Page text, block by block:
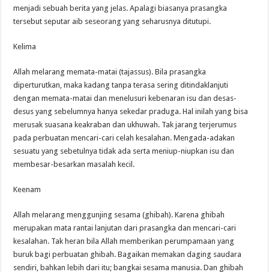
menjadi sebuah berita yang jelas. Apalagi biasanya prasangka
tersebut seputar aib seseorang yang seharusnya ditutupi.
Kelima
Allah melarang memata-matai (tajassus). Bila prasangka
diperturutkan, maka kadang tanpa terasa sering ditindaklanjuti
dengan memata-matai dan menelusuri kebenaran isu dan desas-
desus yang sebelumnya hanya sekedar praduga. Hal inilah yang bisa
merusak suasana keakraban dan ukhuwah. Tak jarang terjerumus
pada perbuatan mencari-cari celah kesalahan. Mengada-adakan
sesuatu yang sebetulnya tidak ada serta meniup-niupkan isu dan
membesar-besarkan masalah kecil.
Keenam
Allah melarang menggunjing sesama (ghibah). Karena ghibah
merupakan mata rantai lanjutan dari prasangka dan mencari-cari
kesalahan. Tak heran bila Allah memberikan perumpamaan yang
buruk bagi perbuatan ghibah. Bagaikan memakan daging saudara
sendiri, bahkan lebih dari itu; bangkai sesama manusia. Dan ghibah